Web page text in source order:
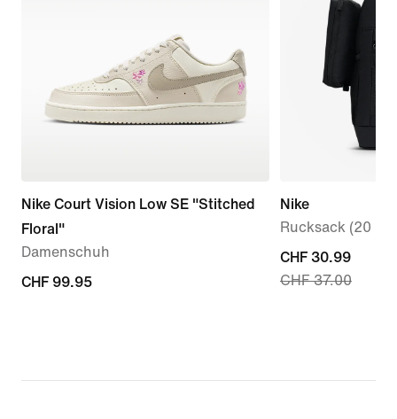
Nike Court Vision Low SE "Stitched
Floral"
Damenschuh
CHF 99.95
CHF 99.95
Nike
Rucksack (20 l,
current
price
CHF 37.00
CHF 30.99
CHF 37.00